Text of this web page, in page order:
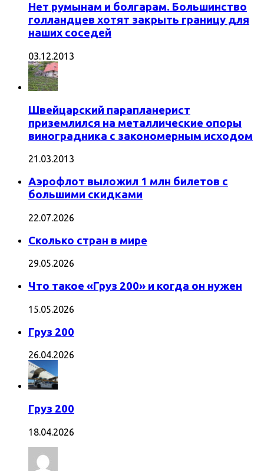
Нет румынам и болгарам. Большинство
голландцев хотят закрыть границу для
наших соседей
03.12.2013
Швейцарский парапланерист
приземлился на металлические опоры
виноградника с закономерным исходом
21.03.2013
Аэрофлот выложил 1 млн билетов с
большими скидками
22.07.2026
Сколько стран в мире
29.05.2026
Что такое «Груз 200» и когда он нужен
15.05.2026
Груз 200
26.04.2026
Груз 200
18.04.2026